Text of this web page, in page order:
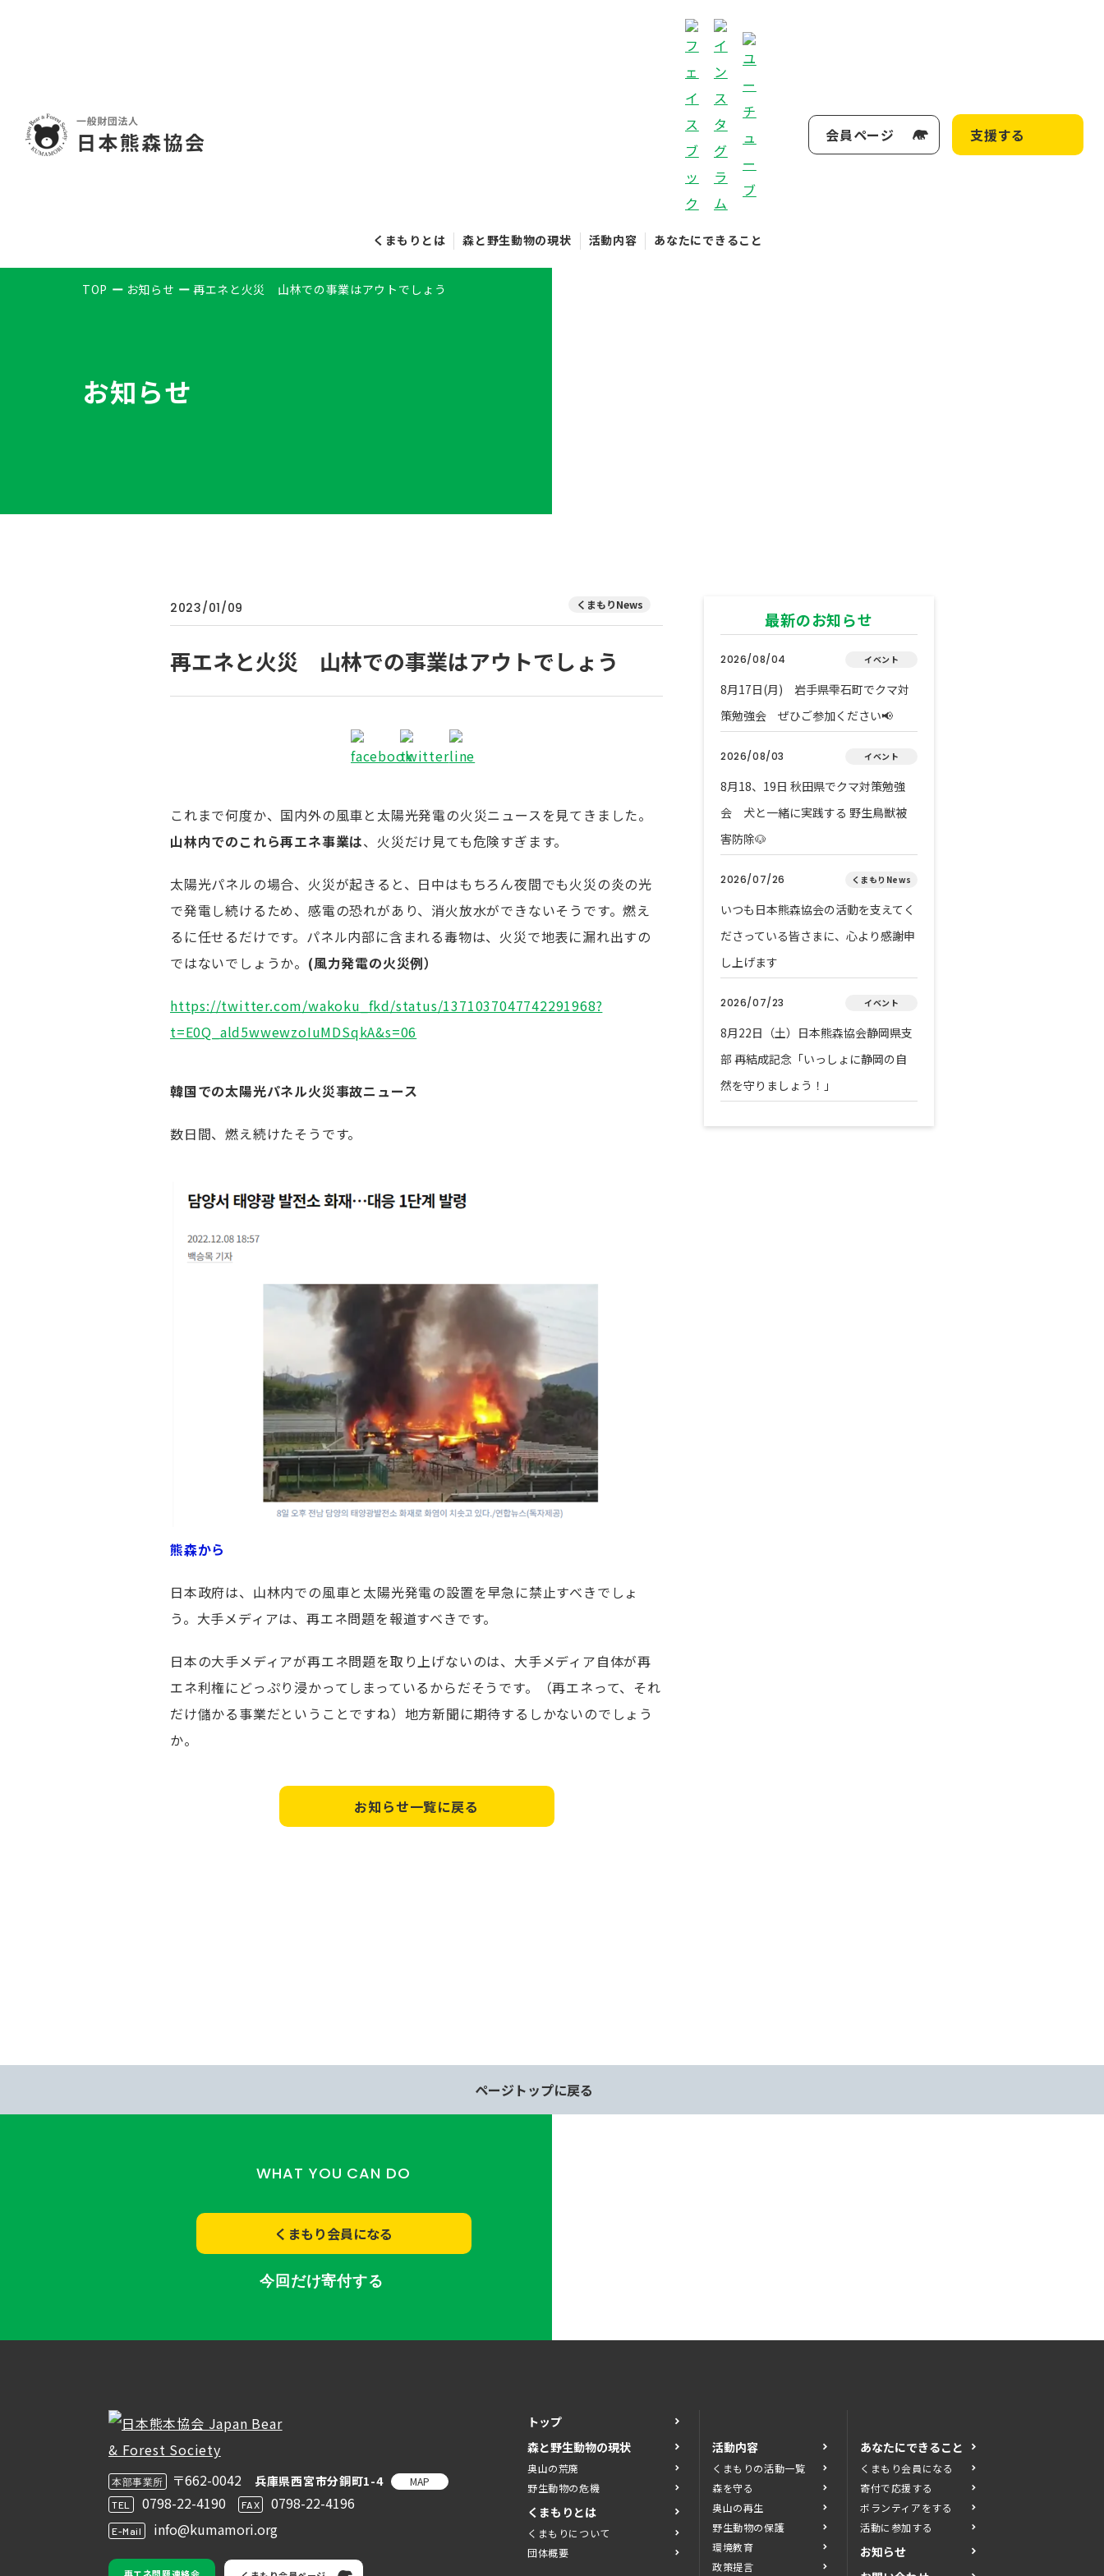
くまもりとは 森と野生動物の現状 活動内容 あなたにできること
会員ページ 支援する
TOP お知らせ 再エネと火災 山林での事業はアウトでしょう
お知らせ
2023/01/09 くまもりNews
再エネと火災 山林での事業はアウトでしょう
これまで何度か、国内外の風車と太陽光発電の火災ニュースを見てきました。
山林内でのこれら再エネ事業は、火災だけ見ても危険すぎます。
太陽光パネルの場合、火災が起きると、日中はもちろん夜間でも火災の炎の光
で発電し続けるため、感電の恐れがあり、消火放水ができないそうです。燃え
るに任せるだけです。パネル内部に含まれる毒物は、火災で地表に漏れ出すの
ではないでしょうか。 (風力発電の火災例）
https://twitter.com/wakoku_fkd/status/1371037047742291968?
t=E0Q_ald5wwewzoIuMDSqkA&s=06
韓国での太陽光パネル火災事故ニュース
数日間、燃え続けたそうです。
熊森から
日本政府は、山林内での風車と太陽光発電の設置を早急に禁止すべきでしょ
う。大手メディアは、再エネ問題を報道すべきです。
日本の大手メディアが再エネ問題を取り上げないのは、大手メディア自体が再
エネ利権にどっぷり浸かってしまっているからだそうです。（再エネって、それ
だけ儲かる事業だということですね）地方新聞に期待するしかないのでしょう
か。
お知らせ一覧に戻る
最新のお知らせ
2026/08/04 イベント
8月17日(月) 岩手県雫石町でクマ対
策勉強会 ぜひご参加ください📢
2026/08/03 イベント
8月18、19日 秋田県でクマ対策勉強
会 犬と一緒に実践する 野生鳥獣被
害防除🐶
2026/07/26 くまもりNews
いつも日本熊森協会の活動を支えてく
ださっている皆さまに、心より感謝申
し上げます
2026/07/23 イベント
8月22日（土）日本熊森協会静岡県支
部 再結成記念「いっしょに静岡の自
然を守りましょう！」
ページトップに戻る
WHAT YOU CAN DO
くまもり会員になる
今回だけ寄付する
本部事業所 〒662-0042 兵庫県西宮市分銅町1-4 MAP
TEL 0798-22-4190 FAX 0798-22-4196
E-Mail info@kumamori.org
トップ
森と野生動物の現状
奥山の荒廃
野生動物の危機
くまもりとは
くまもりについて
団体概要
活動内容
くまもりの活動一覧
森を守る
奥山の再生
野生動物の保護
環境教育
政策提言
あなたにできること
くまもり会員になる
寄付で応援する
ボランティアをする
活動に参加する
お知らせ